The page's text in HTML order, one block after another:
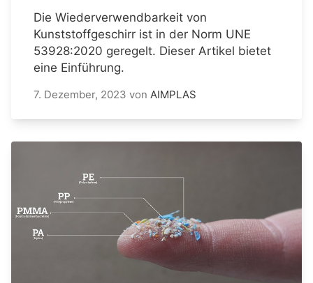
Die Wiederverwendbarkeit von
Kunststoffgeschirr ist in der Norm UNE
53928:2020 geregelt. Dieser Artikel bietet
eine Einführung.
7. Dezember, 2023 von AIMPLAS